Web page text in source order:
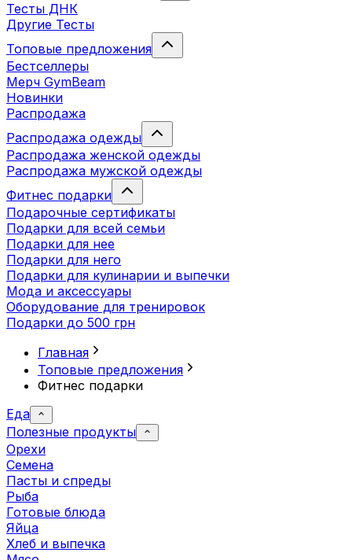
Тесты ДНК
Другие Тесты
Топовые предложения
Бестселлеры
Мерч GymBeam
Новинки
Распродажа
Распродажа одежды
Распродажа женской одежды
Распродажа мужской одежды
Фитнес подарки
Подарочные сертификаты
Подарки для всей семьи
Подарки для нее
Подарки для него
Подарки для кулинарии и выпечки
Мода и аксессуары
Оборудование для тренировок
Подарки до 500 грн
Главная
Топовые предложения
Фитнес подарки
Еда
Полезные продукты
Орехи
Семена
Пасты и спреды
Рыба
Готовые блюда
Яйца
Хлеб и выпечка